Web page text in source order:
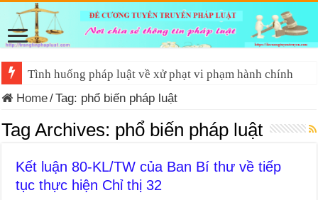
Tình huống pháp luật về xử phạt vi phạm hành chính
Home/Tag: phổ biến pháp luật
Tag Archives: phổ biến pháp luật
Kết luận 80-KL/TW của Ban Bí thư về tiếp
tục thực hiện Chỉ thị 32